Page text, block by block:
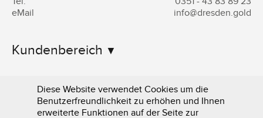
eMail
info@dresden.gold
Kundenbereich
Informationen
Diese Website verwendet Cookies um die
Benutzerfreundlichkeit zu erhöhen und Ihnen
erweiterte Funktionen auf der Seite zur